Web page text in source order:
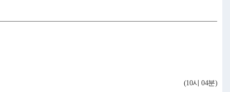
(10시 04분)